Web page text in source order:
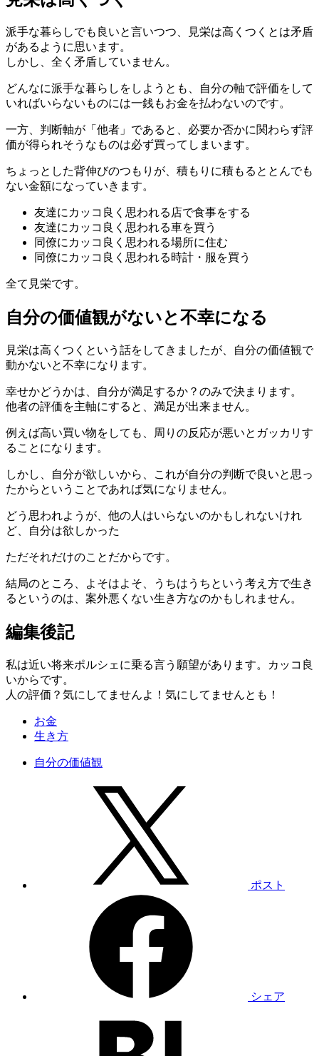
派手な暮らしでも良いと言いつつ、見栄は高くつくとは矛盾
があるように思います。
しかし、全く矛盾していません。
どんなに派手な暮らしをしようとも、自分の軸で評価をして
いればいらないものには一銭もお金を払わないのです。
一方、判断軸が「他者」であると、必要か否かに関わらず評
価が得られそうなものは必ず買ってしまいます。
ちょっとした背伸びのつもりが、積もりに積もるととんでも
ない金額になっていきます。
友達にカッコ良く思われる店で食事をする
友達にカッコ良く思われる車を買う
同僚にカッコ良く思われる場所に住む
同僚にカッコ良く思われる時計・服を買う
全て見栄です。
自分の価値観がないと不幸になる
見栄は高くつくという話をしてきましたが、自分の価値観で
動かないと不幸になります。
幸せかどうかは、自分が満足するか？のみで決まります。
他者の評価を主軸にすると、満足が出来ません。
例えば高い買い物をしても、周りの反応が悪いとガッカリす
ることになります。
しかし、自分が欲しいから、これが自分の判断で良いと思っ
たからということであれば気になりません。
どう思われようが、他の人はいらないのかもしれないけれ
ど、自分は欲しかった
ただそれだけのことだからです。
結局のところ、よそはよそ、うちはうちという考え方で生き
るというのは、案外悪くない生き方なのかもしれません。
編集後記
私は近い将来ポルシェに乗る言う願望があります。カッコ良
いからです。
人の評価？気にしてませんよ！気にしてませんとも！
お金
生き方
自分の価値観
ポスト
シェア